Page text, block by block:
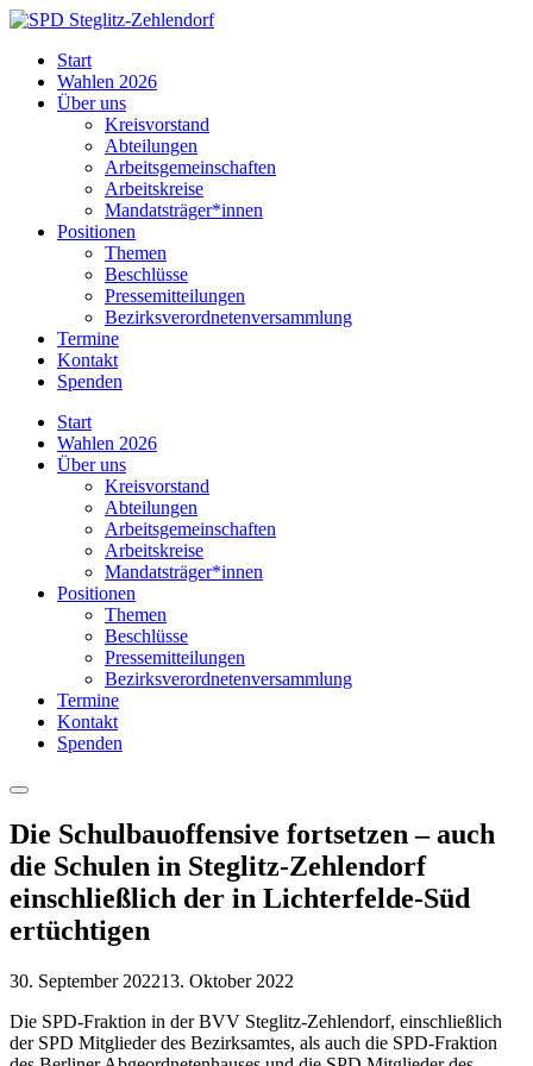
Skip
content
Steglitz-
Zehlendorf
Start
Wahlen 2026
Über uns
Kreisvorstand
Abteilungen
Arbeitsgemeinschaften
Arbeitskreise
Mandatsträger*innen
Positionen
Themen
Beschlüsse
Pressemitteilungen
Bezirksverordnetenversammlung
Termine
Kontakt
Spenden
Start
Wahlen 2026
Über uns
Kreisvorstand
Abteilungen
Arbeitsgemeinschaften
Arbeitskreise
Mandatsträger*innen
Positionen
Themen
Beschlüsse
Pressemitteilungen
Bezirksverordnetenversammlung
Termine
Kontakt
Spenden
Menu
Die Schulbauoffensive fortsetzen – auch
die Schulen in Steglitz-Zehlendorf
einschließlich der in Lichterfelde-Süd
ertüchtigen
30. September 202213. Oktober 2022
Die SPD-Fraktion in der BVV Steglitz-Zehlendorf, einschließlich
der SPD Mitglieder des Bezirksamtes, als auch die SPD-Fraktion